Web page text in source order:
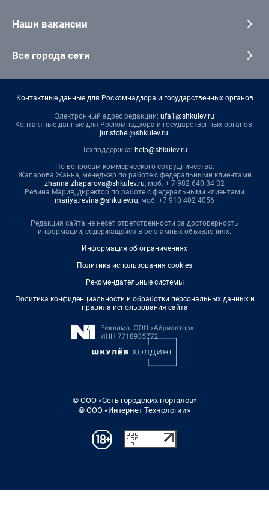
Наши вакансии
Все города сети
Контактные данные для Роскомнадзора и государственных органов
Электронный адрес редакции: ufa1@shkulev.ru
Контактные данные для Роскомнадзора и государственных органов:
juristchel@shkulev.ru.
Техподдержка: help@shkulev.ru
По вопросам коммерческого сотрудничества:
Жапарова Жанна, менеджер по работе с федеральными клиентами
zhanna.zhaparova@shkulev.ru, моб. + 7 982 640 34 32
Ревина Мария, директор по работе с федеральными клиентами
mariya.revina@shkulev.ru, моб. +7 910 402 4056
Редакция сайта не несет ответственности за достоверность
информации, содержащейся в рекламных объявлениях.
Информация об ограничениях
Политика использования cookies
Рекомендательные системы
Политика конфиденциальности и обработки персональных данных и
правила использования сайта
© ООО «Сеть городских порталов»
© ООО «Интернет Технологии»